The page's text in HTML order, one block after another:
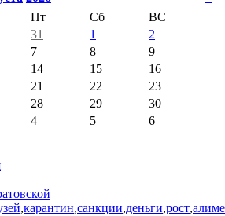
Пт Сб
ВС
31 1
2
7 8
9
14 15
16
21 22
23
28 29
30
4 5
6
,карантин,санкции,деньги,рост,